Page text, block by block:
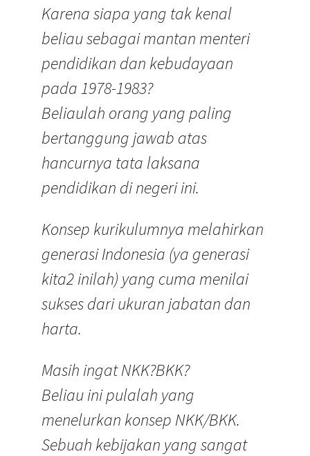
Karena siapa yang tak kenal
beliau sebagai mantan menteri
pendidikan dan kebudayaan
pada 1978-1983?
Beliaulah orang yang paling
bertanggung jawab atas
hancurnya tata laksana
pendidikan di negeri ini.
Konsep kurikulumnya melahirkan
generasi Indonesia (ya generasi
kita2 inilah) yang cuma menilai
sukses dari ukuran jabatan dan
harta.
Masih ingat NKK?BKK?
Beliau ini pulalah yang
menelurkan konsep NKK/BKK.
Sebuah kebijakan yang sangat